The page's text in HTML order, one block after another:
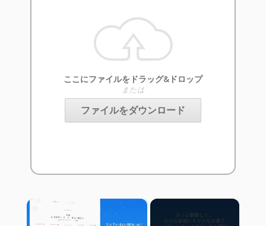
ここにファイルをドラッグ&ドロップ
または
ファイルをダウンロード
×